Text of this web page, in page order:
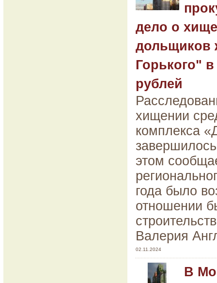
дело о
дольщиков
Горького"
рублей
хищении
комплекса
этом
года было
отношении
Валерия
02.11.2024
В